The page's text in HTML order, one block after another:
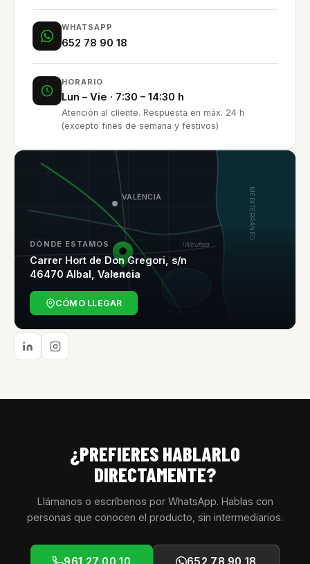
WHATSAPP
652 78 90 18
HORARIO
Lun – Vie · 7:30 – 14:30 h
Atención al cliente. Respuesta en máx. 24 h
(excepto fines de semana y festivos)
VALÈNCIA
l'Albufera
MEDITERRÁNEO
ALBAL
DÓNDE ESTAMOS
Carrer Hort de Don Gregori, s/n
46470 Albal, Valencia
CÓMO LLEGAR
¿PREFIERES HABLARLO
DIRECTAMENTE?
Llámanos o escríbenos por WhatsApp. Hablas con
personas que conocen el producto, sin intermediarios.
961 27 00 10 652 78 90 18